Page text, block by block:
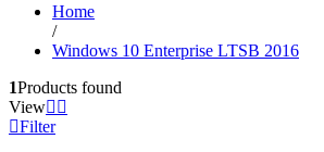
Home
/
Windows 10 Enterprise LTSB 2016
1Products found
View
Filter